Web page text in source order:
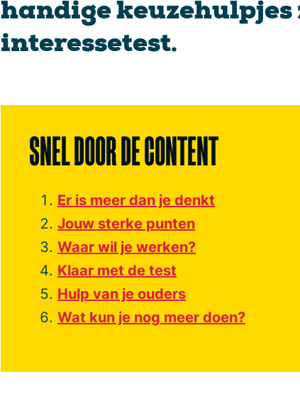
handige keuzehulpjes
interessetest.
SNEL DOOR DE CONTENT
Er is meer dan je denkt
Jouw sterke punten
Waar wil je werken?
Klaar met de test
Hulp van je ouders
Wat kun je nog meer doen?